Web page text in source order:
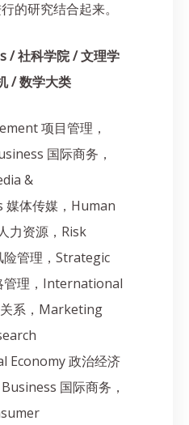
的研究结合起来。
/ 社科学院 / 文理学
/ 数学大类
项目管理，
国际商务，
&
体传媒，Human
力资源，Risk
管理，Strategic
理，International
系，Marketing
Economy 政治经济
国际商务，